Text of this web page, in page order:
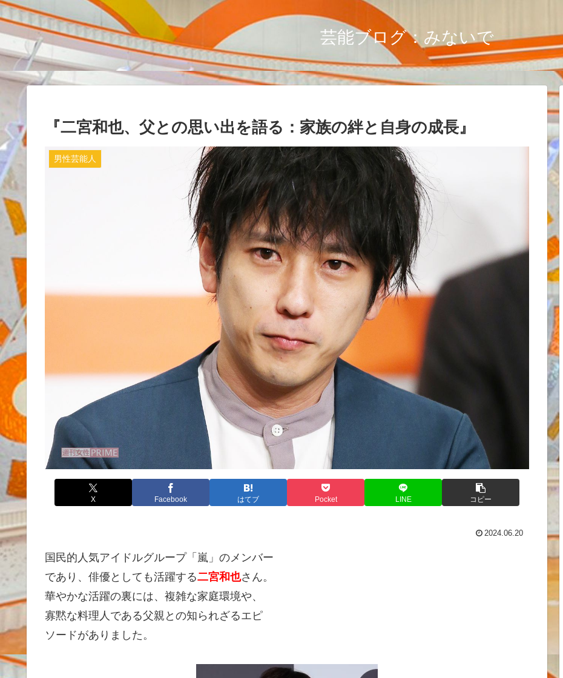
芸能ブログ：みないで
『二宮和也、父との思い出を語る：家族の絆と自身の成長』
男性芸能人
X Facebook はてブ Pocket LINE コピー
2024.06.20
国民的人気アイドルグループ「嵐」のメンバー
であり、俳優としても活躍する二宮和也さん。
華やかな活躍の裏には、複雑な家庭環境や、
寡黙な料理人である父親との知られざるエピ
ソードがありました。